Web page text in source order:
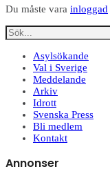
Du måste vara inloggad
Asylsökande
Val i Sverige
Meddelande
Arkiv
Idrott
Svenska Press
Bli medlem
Kontakt
Annonser